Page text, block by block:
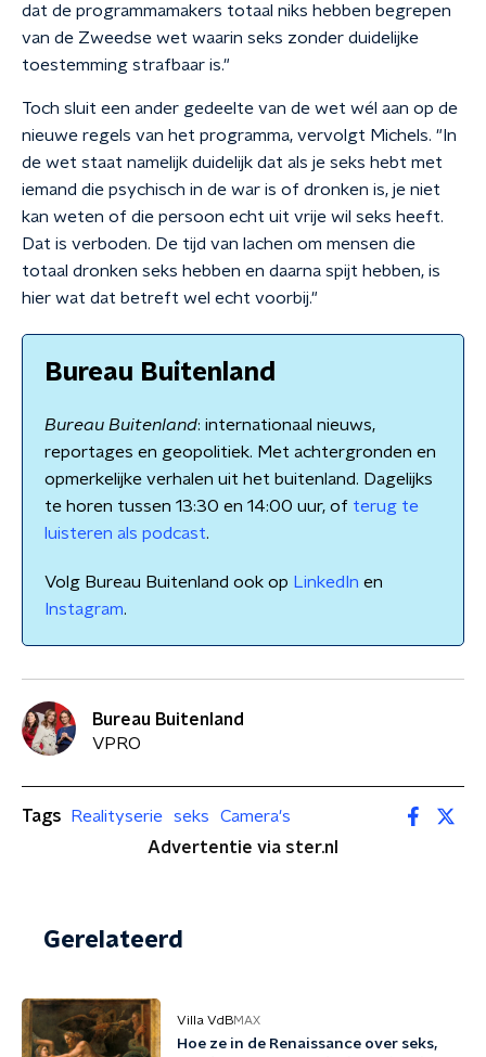
dat de programmamakers totaal niks hebben begrepen
van de Zweedse wet waarin seks zonder duidelijke
toestemming strafbaar is."
Toch sluit een ander gedeelte van de wet wél aan op de
nieuwe regels van het programma, vervolgt Michels. "In
de wet staat namelijk duidelijk dat als je seks hebt met
iemand die psychisch in de war is of dronken is, je niet
kan weten of die persoon echt uit vrije wil seks heeft.
Dat is verboden. De tijd van lachen om mensen die
totaal dronken seks hebben en daarna spijt hebben, is
hier wat dat betreft wel echt voorbij."
Bureau Buitenland
Bureau Buitenland: internationaal nieuws,
reportages en geopolitiek. Met achtergronden en
opmerkelijke verhalen uit het buitenland. Dagelijks
te horen tussen 13:30 en 14:00 uur, of terug te
luisteren als podcast.
Volg Bureau Buitenland ook op LinkedIn en
Instagram.
Bureau Buitenland
VPRO
Tags Realityserie seks
Camera's
Advertentie via ster.nl
Gerelateerd
Villa VdBMAX
Hoe ze in de Renaissance over seks,